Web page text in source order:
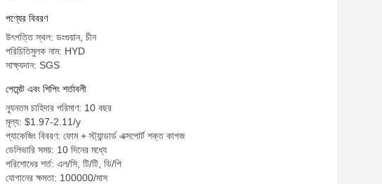
পণ্যের বিবরণ
উৎপত্তি স্থল: ডংগুয়ান, চীন
পরিচিতিমুলক নাম: HYD
সাক্ষ্যদান: SGS
পেমেন্ট এবং শিপিং শর্তাবলী
ন্যূনতম চাহিদার পরিমাণ: 10 বছর
মূল্য: $1.97-2.11/y
প্যাকেজিং বিবরণ: ফোম + স্ট্যান্ডার্ড এক্সপোর্ট শক্ত কাগজ
ডেলিভারি সময়: 10 দিনের মধ্যে
পরিশোধের শর্ত: এল/সি, টি/টি, ডি/পি
যোগানের ক্ষমতা: 100000/মাস